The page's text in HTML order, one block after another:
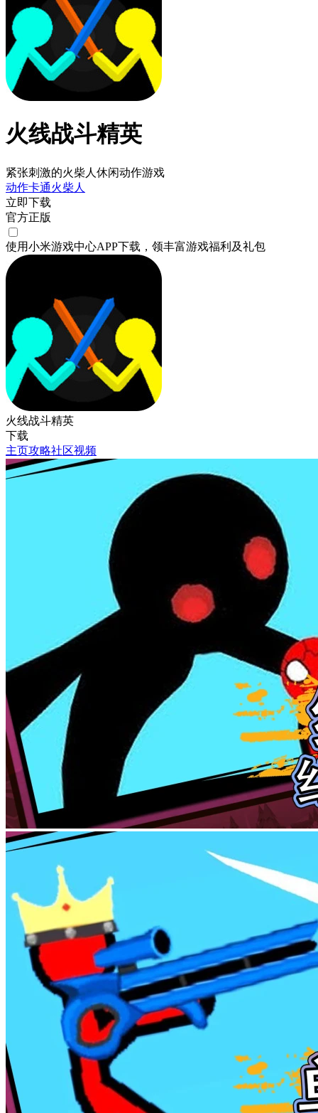
火线战斗精英
紧张刺激的火柴人休闲动作游戏
动作卡通火柴人
立即下载
官方正版
使用小米游戏中心APP下载 ，领丰富游戏福利 及礼包
火线战斗精英
下载
主页攻略社区视频